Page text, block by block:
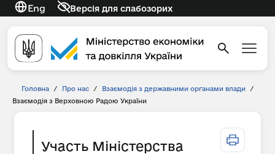
Eng Версія для слабозорих
Головна / Про нас / Взаємодія з державними органами влади
/
Взаємодія з Верховною Радою України
Участь Міністерства